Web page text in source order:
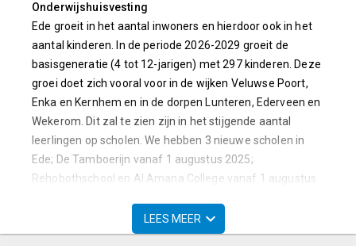
Onderwijshuisvesting
Ede groeit in het aantal inwoners en hierdoor ook in het
aantal kinderen. In de periode 2026-2029 groeit de
basisgeneratie (4 tot 12-jarigen) met 297 kinderen. Deze
groei doet zich vooral voor in de wijken Veluwse Poort,
Enka en Kernhem en in de dorpen Lunteren, Ederveen en
Wekerom. Dit zal te zien zijn in het stijgende aantal
leerlingen op scholen. We hebben 3 nieuwe scholen in
Ede; De Tamboerijn vanaf 1 augustus 2025;
Rehobothschool en Al Amana College vanaf 1 augustus
gemeente Ede. De ruimtevraag van onderwijs tot 2040 is
groot in de schaarse ruimte. Realisatie van nieuwbouw,
LEES MEER